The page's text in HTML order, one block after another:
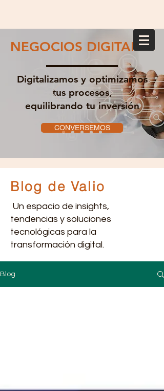
NEGOCIOS DIGITALES
Digitalizamos y optimizamos
tus procesos,
equilibrando tu inversión
CONVERSEMOS
Blog de Valio
Un espacio de insights,
tendencias y soluciones
tecnológicas para la
transformación digital.
Blog